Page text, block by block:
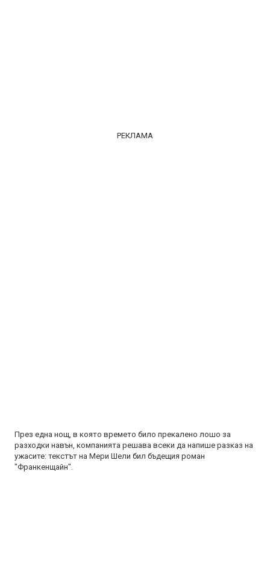
РЕКЛАМА
През една нощ, в която времето било прекалено лошо за
разходки навън, компанията решава всеки да напише разказ на
ужасите: текстът на Мери Шели бил бъдещия роман
"Франкенщайн".